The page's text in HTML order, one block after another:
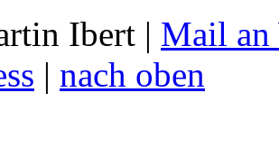
Ibert | Mail an
| nach oben